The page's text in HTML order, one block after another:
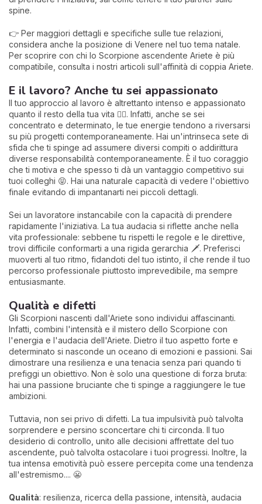
spine.
👉 Per maggiori dettagli e specifiche sulle tue relazioni,
considera anche la posizione di Venere nel tuo tema natale.
Per scoprire con chi lo Scorpione ascendente Ariete è più
compatibile, consulta i nostri articoli sull'affinità di coppia Ariete.
E il lavoro? Anche tu sei appassionato
Il tuo approccio al lavoro è altrettanto intenso e appassionato
quanto il resto della tua vita 🏋️‍♀️. Infatti, anche se sei
concentrato e determinato, le tue energie tendono a riversarsi
su più progetti contemporaneamente. Hai un'intrinseca sete di
sfida che ti spinge ad assumere diversi compiti o addirittura
diverse responsabilità contemporaneamente. È il tuo coraggio
che ti motiva e che spesso ti dà un vantaggio competitivo sui
tuoi colleghi 😝. Hai una naturale capacità di vedere l'obiettivo
finale evitando di impantanarti nei piccoli dettagli.
Sei un lavoratore instancabile con la capacità di prendere
rapidamente l'iniziativa. La tua audacia si riflette anche nella
vita professionale: sebbene tu rispetti le regole e le direttive,
trovi difficile conformarti a una rigida gerarchia 🗡️. Preferisci
muoverti al tuo ritmo, fidandoti del tuo istinto, il che rende il tuo
percorso professionale piuttosto imprevedibile, ma sempre
entusiasmante.
Qualità e difetti
Gli Scorpioni nascenti dall'Ariete sono individui affascinanti.
Infatti, combini l'intensità e il mistero dello Scorpione con
l'energia e l'audacia dell'Ariete. Dietro il tuo aspetto forte e
determinato si nasconde un oceano di emozioni e passioni. Sai
dimostrare una resilienza e una tenacia senza pari quando ti
prefiggi un obiettivo. Non è solo una questione di forza bruta:
hai una passione bruciante che ti spinge a raggiungere le tue
ambizioni.
Tuttavia, non sei privo di difetti. La tua impulsività può talvolta
sorprendere e persino sconcertare chi ti circonda. Il tuo
desiderio di controllo, unito alle decisioni affrettate del tuo
ascendente, può talvolta ostacolare i tuoi progressi. Inoltre, la
tua intensa emotività può essere percepita come una tendenza
all'estremismo.... 😬
Qualità: resilienza, ricerca della passione, intensità, audacia